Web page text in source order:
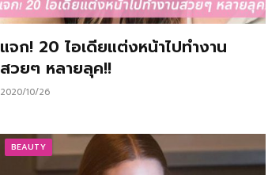
แจก! 20 ไอเดียแต่งหน้าไปทำงาน
สวยๆ หลายลุค!!
2020/10/26
BEAUTY